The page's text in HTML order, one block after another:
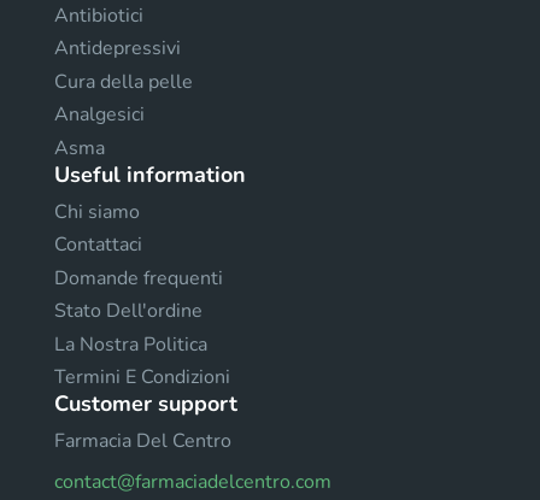
Antibiotici
Antidepressivi
Cura della pelle
Analgesici
Asma
Useful information
Chi siamo
Contattaci
Domande frequenti
Stato Dell'ordine
La Nostra Politica
Termini E Condizioni
Customer support
Farmacia Del Centro
contact@farmaciadelcentro.com